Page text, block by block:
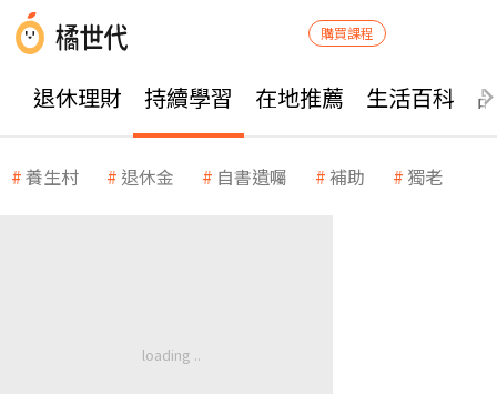
購買課程
退休理財 持續學習 在地推薦 生活百科
養生村 退休金 自書遺囑 補助 獨老